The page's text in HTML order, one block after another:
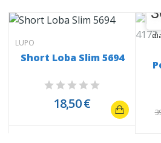
LUPO
Short Loba Slim 5694
18,50 €